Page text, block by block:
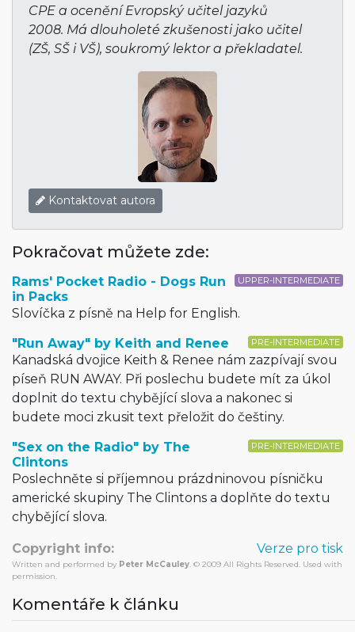
CPE a ocenění Evropský učitel jazyků
2008. Má dlouholeté zkušenosti jako učitel
(ZŠ, SŠ i VŠ), soukromý lektor a překladatel.
Kontaktovat autora
Pokračovat můžete zde:
UPPER-INTERMEDIATE
Rams' Pocket Radio - Dogs Run
in Packs
Slovíčka z písně na Help for English.
PRE-INTERMEDIATE
"Run Away" by Keith and Renee
Kanadská dvojice Keith & Renee nám zazpívají svou
píseň RUN AWAY. Při poslechu budete mít za úkol
doplnit do textu chybějící slova a nakonec si
budete moci zkusit text přeložit do češtiny.
PRE-INTERMEDIATE
"Sex on the Radio" by The
Clintons
Poslechněte si příjemnou prázdninovou písničku
americké skupiny The Clintons a doplňte do textu
chybějící slova.
Verze pro tisk
Copyright info:
Written and performed by Peter McCauley . © 2009 All Rights Reserved. Used with
permission.
Komentáře k článku